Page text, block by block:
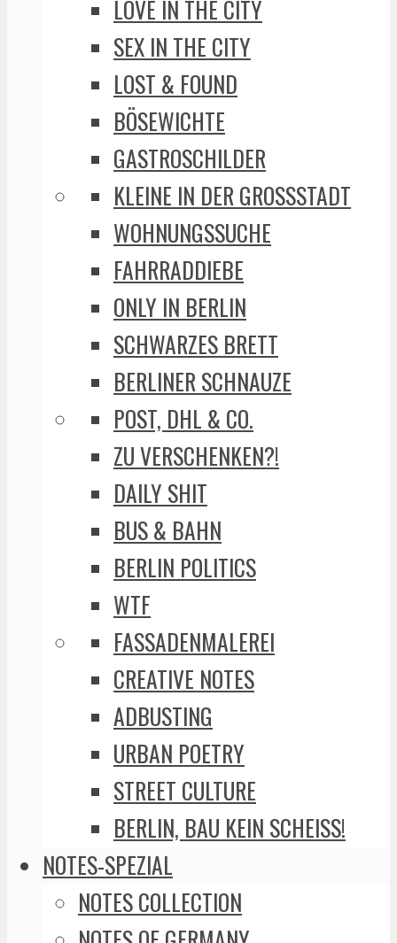
LOVE IN THE CITY
SEX IN THE CITY
LOST & FOUND
BÖSEWICHTE
GASTROSCHILDER
KLEINE IN DER GROSSSTADT
WOHNUNGSSUCHE
FAHRRADDIEBE
ONLY IN BERLIN
SCHWARZES BRETT
BERLINER SCHNAUZE
POST, DHL & CO.
ZU VERSCHENKEN?!
DAILY SHIT
BUS & BAHN
BERLIN POLITICS
WTF
FASSADENMALEREI
CREATIVE NOTES
ADBUSTING
URBAN POETRY
STREET CULTURE
BERLIN, BAU KEIN SCHEISS!
NOTES-SPEZIAL
NOTES COLLECTION